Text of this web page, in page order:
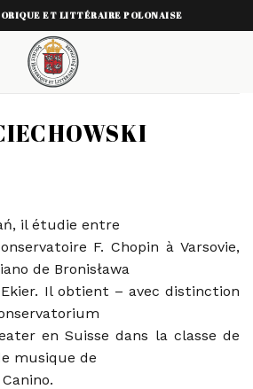
ET LITTÉRAIRE POLONAISE
il étudie entre
F. Chopin à Varsovie,
de Bronisława
Il obtient – avec distinction
en Suisse dans la classe de
musique de